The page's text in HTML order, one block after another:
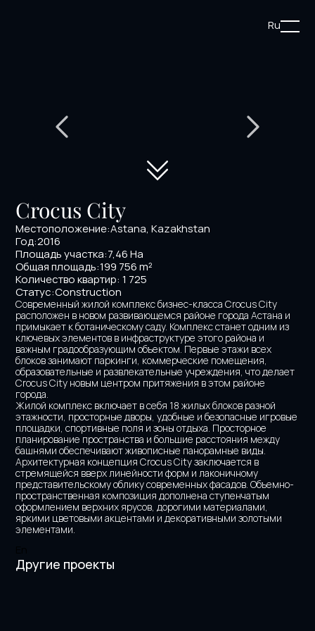
Ru
Crocus City
Местоположение:Astana, Kazakhstan
Год:2016
Площадь участка:7,46 Hа
Общая площадь:199 756 m²
Количество квартир: 1 725
Статус:Construction
Современный жилой комплекс бизнес-класса Crocus City
расположен в новом развивающемся районе города Астана и
примыкает к ботаническому саду. Комплекс станет одним из
ключевых элементов в инфраструктуре этого района и
важным градообразующим объектом. Первые этажи всех
блоков занимают паркинги, коммерческие помещения,
образовательные и развлекательные учреждения, что делает
Crocus City новым центром притяжения в этом районе
города.
Жилой комплекс включает в себя 18 жилых блоков разной
этажности, просторные дворы, удобные и безопасные игровые
площадки, спортивные поля и зоны отдыха. Просторное
планирование пространства и большие расстояния между
башнями обеспечивают живописные панорамные виды.
Архитектурная концепция Crocus City заключается в
стремящейся вверх линейности форм и лаконичному
представительскому облику современных фасадов. Объемно-
пространственная композиция дополнена ступенчатым
оформлением верхних ярусов, дорогими материалами,
яркими цветовыми акцентами и декоративными золотыми
элементами.
Другие проекты